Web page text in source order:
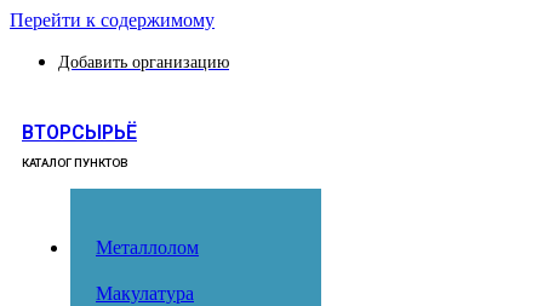
Перейти к содержимому
Добавить организацию
ВТОРСЫРЬЁ
КАТАЛОГ ПУНКТОВ
Металлолом
Макулатура